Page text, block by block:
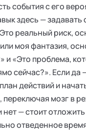
события с его
здесь — задавать
реальный риск,
моя фантазия,
и «Это проблема,
сейчас?». Если да
действий и
переключая мозг в
нет — стоит
отведенное